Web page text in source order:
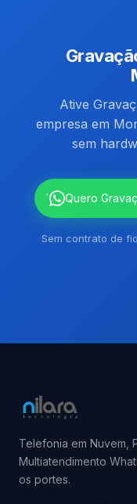
Ative
empresa em
sem
` Quero
Sem contrato de
Telefonia em Nuvem,
Multiatendimento
os portes.